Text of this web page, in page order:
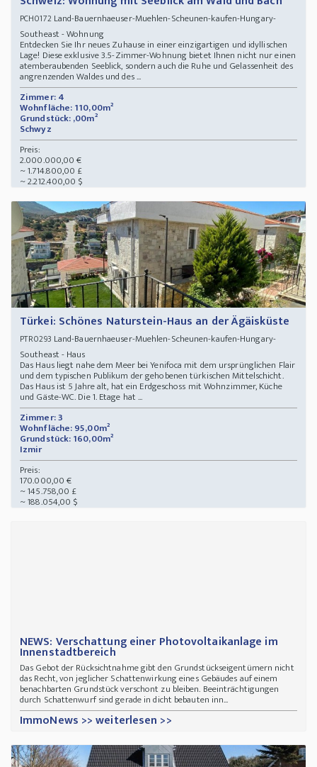
PCH0172Land-Bauernhaeuser-Muehlen-Scheunen-kaufen-Hungary-
Southeast - Wohnung
Entdecken Sie Ihr neues Zuhause in einer einzigartigen und idyllischen
Lage! Diese exklusive 3.5-Zimmer-Wohnung bietet Ihnen nicht nur einen
atemberaubenden Seeblick, sondern auch die Ruhe und Gelassenheit des
angrenzenden Waldes und des ...
Zimmer: 4
Wohnfläche: 110,00m²
Grundstück: ,00m²
Schwyz
Preis:
2.000.000,00 €
~ 1.714.800,00 £
~ 2.212.400,00 $
Türkei: Schönes Naturstein-Haus an der Ägäisküste
PTR0293 Land-Bauernhaeuser-Muehlen-Scheunen-kaufen-Hungary-
Southeast - Haus
Das Haus liegt nahe dem Meer bei Yenifoca mit dem ursprünglichen Flair
und dem typischen Publikum der gehobenen türkischen Mittelschicht.
Das Haus ist 5 Jahre alt, hat ein Erdgeschoss mit Wohnzimmer, Küche
und Gäste-WC. Die 1. Etage hat ...
Zimmer: 3
Wohnfläche: 95,00m²
Grundstück: 160,00m²
Izmir
Preis:
170.000,00 €
~ 145.758,00 £
~ 188.054,00 $
NEWS: Verschattung einer Photovoltaikanlage im
Innenstadtbereich
Das Gebot der Rücksichtnahme gibt den Grundstückseigentümern nicht
das Recht, von jeglicher Schattenwirkung eines Gebäudes auf einem
benachbarten Grundstück verschont zu bleiben. Beeinträchtigungen
durch Schattenwurf sind gerade in dicht bebauten inn...
ImmoNews >> weiterlesen >>